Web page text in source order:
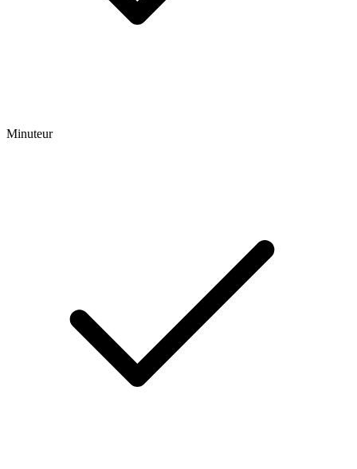
Minuteur